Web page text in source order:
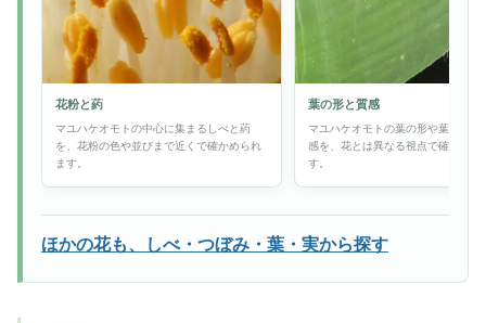
花粉と葯
マユハケオモトの中心に集まるしべと葯
を、花粉の色や並びまで近くで確かめられ
ます。
葉の形と質感
マユハケオモトの葉の形や葉脈、表
感を、花とは異なる視点で確かめら
す。
ほかの花も、しべ・つぼみ・葉・実から探す